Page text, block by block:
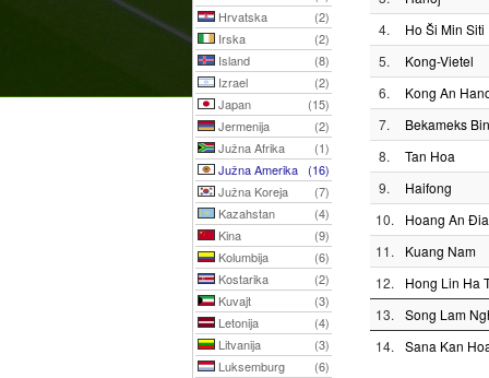
Hrvatska
(2)
Irska
(2)
Island
(8)
Izrael
(2)
Japan
(15)
Jermenija
(2)
Južna Afrika
(1)
Južna Amerika (16)
Južna Koreja
(7)
Kazahstan
(4)
Kina
(9)
Kolumbija
(6)
Kostarika
(2)
Kuvajt
(3)
Letonija
(4)
Litvanija
(3)
Luksemburg
(6)
4.
Ho Ši Min Siti
5.
Kong-Vietel
6.
Kong An
7.
Bekameks
8.
Tan Hoa
9.
Haifong
10.
Hoang An
11.
Kuang Nam
12.
Hong Lin Ha
13.
Song Lam
14.
Sana Kan